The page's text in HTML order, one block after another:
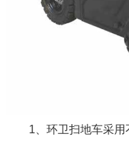
1、环卫扫地车采用